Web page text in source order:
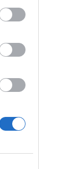
της
πόντους,